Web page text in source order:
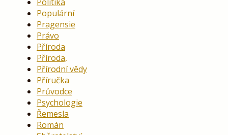
Populární
Pragensie
Právo
Příroda
Příroda,
Přírodní vědy
Příručka
Průvodce
Psychologie
Řemesla
Román